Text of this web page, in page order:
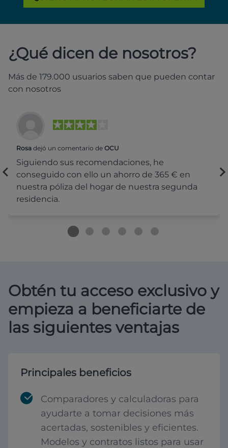
¿Qué dicen de nosotros?
Más de 179.000 usuarios saben que pueden contar
con nosotros
Rosa dejó un comentario de OCU
Siguiendo sus recomendaciones, he
conseguido con ello un ahorro de 365 € en
nuestra póliza del hogar de nuestra segunda
residencia.
Obtén tu acceso exclusivo y
empieza a beneficiarte de
las siguientes ventajas
Principales beneficios
Comparadores y calculadoras para
ayudarte a tomar decisiones más
acertadas, sostenibles y eficientes.
Modelos y contratos listos para usar